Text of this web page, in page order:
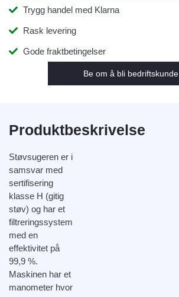
Trygg handel med Klarna
Rask levering
Gode fraktbetingelser
Be om å bli bedriftskunde
Produktbeskrivelse
Støvsugeren er i
samsvar med
sertifisering
klasse H (gitig
støv) og har et
filtreringssystem
med en
effektivitet på
99,9 %.
Maskinen har et
manometer hvor